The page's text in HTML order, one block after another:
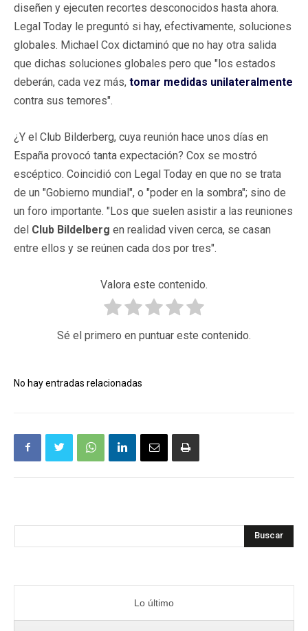
diseñen y ejecuten recortes desconocidos hasta ahora.
Legal Today le preguntó si hay, efectivamente, soluciones
globales. Michael Cox dictaminó que no hay otra salida
que dichas soluciones globales pero que "los estados
deberán, cada vez más, tomar medidas unilateralmente
contra sus temores".
¿Y el Club Bilderberg, cuya reunión hace unos días en
España provocó tanta expectación? Cox se mostró
escéptico. Coincidió con Legal Today en que no se trata
de un "Gobierno mundial", o "poder en la sombra"; sino de
un foro importante. "Los que suelen asistir a las reuniones
del Club Bildelberg en realidad viven cerca, se casan
entre ellos y se reúnen cada dos por tres".
Valora este contenido.
Sé el primero en puntuar este contenido.
No hay entradas relacionadas
Buscar
Lo último